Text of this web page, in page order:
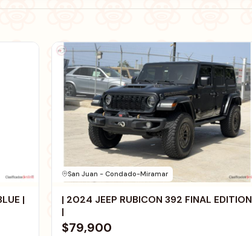
|
San Juan - Condado-Miramar
| 2024 JEEP RUBICON 392 FINAL EDITION
|
$79,900